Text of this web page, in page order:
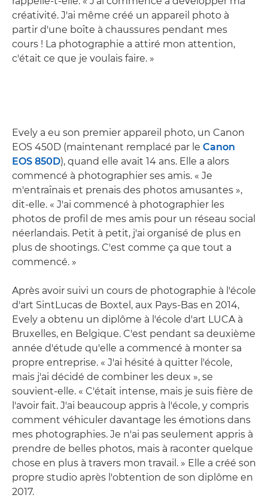
créativité. J'ai même créé un appareil photo à
partir d'une boîte à chaussures pendant mes
cours ! La photographie a attiré mon attention,
c'était ce que je voulais faire. »
Evely a eu son premier appareil photo, un Canon
EOS 450D (maintenant remplacé par le Canon
EOS 850D), quand elle avait 14 ans. Elle a alors
commencé à photographier ses amis. « Je
m'entraînais et prenais des photos amusantes »,
dit-elle. « J'ai commencé à photographier les
photos de profil de mes amis pour un réseau social
néerlandais. Petit à petit, j'ai organisé de plus en
plus de shootings. C'est comme ça que tout a
commencé. »
Après avoir suivi un cours de photographie à l'école
d'art SintLucas de Boxtel, aux Pays-Bas en 2014,
Evely a obtenu un diplôme à l'école d'art LUCA à
Bruxelles, en Belgique. C'est pendant sa deuxième
année d'étude qu'elle a commencé à monter sa
propre entreprise. « J'ai hésité à quitter l'école,
mais j'ai décidé de combiner les deux », se
souvient-elle. « C'était intense, mais je suis fière de
l'avoir fait. J'ai beaucoup appris à l'école, y compris
comment véhiculer davantage les émotions dans
mes photographies. Je n'ai pas seulement appris à
prendre de belles photos, mais à raconter quelque
chose en plus à travers mon travail. » Elle a créé son
propre studio après l'obtention de son diplôme en
2017.